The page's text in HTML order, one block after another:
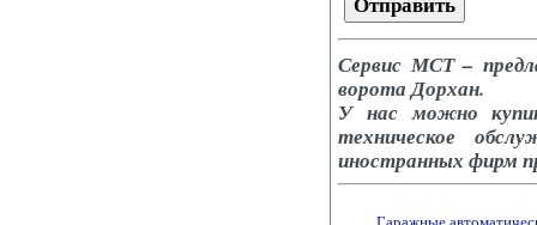
Сервис МСТ –
ворота Дорхан.
У нас можно
техническое
иностранных фирм